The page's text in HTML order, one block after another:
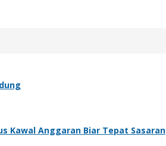
Kawal Anggaran Biar Tepat Sasaran